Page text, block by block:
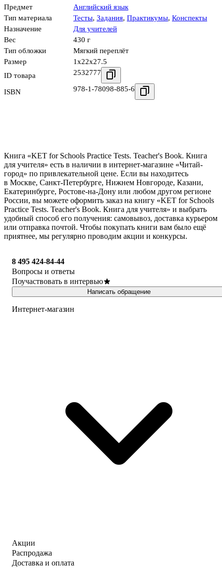
Предмет
Английский язык
Тип материала
Тесты, Задания, Практикумы, Конспекты
Назначение
Для учителей
Вес
430 г
Тип обложки
Мягкий переплёт
Размер
1x22x27.5
ID товара
2532777
ISBN 978-1-78098-885-6
Книга «KET for Schools Practice Tests. Teacher's Book. Книга
для учителя» есть в наличии в интернет-магазине «Читай-
город» по привлекательной цене. Если вы находитесь
в Москве, Санкт-Петербурге, Нижнем Новгороде, Казани,
Екатеринбурге, Ростове-на-Дону или любом другом регионе
России, вы можете оформить заказ на книгу «KET for Schools
Practice Tests. Teacher's Book. Книга для учителя» и выбрать
удобный способ его получения: самовывоз, доставка курьером
или отправка почтой. Чтобы покупать книги вам было ещё
приятнее, мы регулярно проводим акции и конкурсы.
8 495 424-84-44
Вопросы и ответы
Поучаствовать в интервью
Написать обращение
Интернет-магазин
Акции
Распродажа
Доставка и оплата